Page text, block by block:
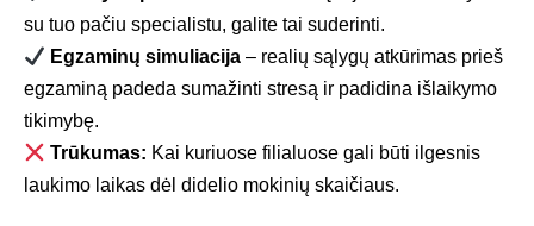
su tuo pačiu specialistu, galite tai suderinti.
Egzaminų simuliacija – realių sąlygų atkūrimas prieš
egzaminą padeda sumažinti stresą ir padidina išlaikymo
tikimybę.
Trūkumas: Kai kuriuose filialuose gali būti ilgesnis
laukimo laikas dėl didelio mokinių skaičiaus.